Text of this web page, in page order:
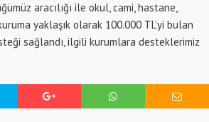
aracılığı ile okul, cami, hastane,
yaklaşık olarak 100.000 TL’yi bulan
sağlandı, ilgili kurumlara desteklerimiz